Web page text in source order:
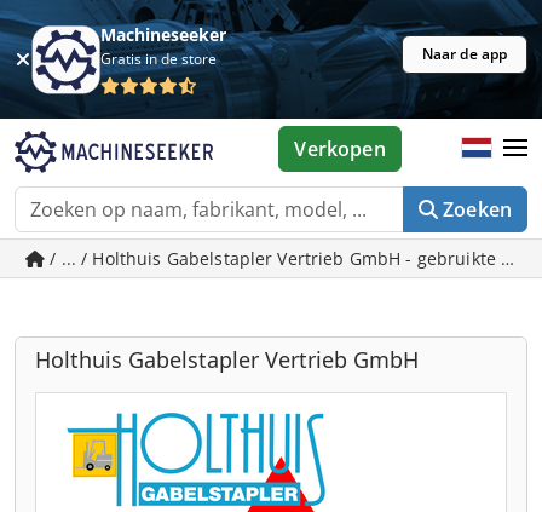
Machineseeker
Gratis in de store Naar de app
Zoeken
Verkopen
/ ... / Holthuis Gabelstapler Vertrieb GmbH - gebruikte
Holthuis Gabelstapler Vertrieb GmbH